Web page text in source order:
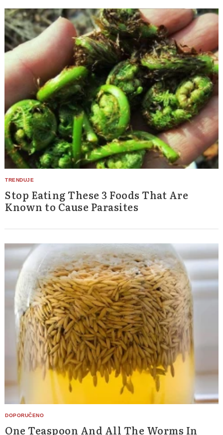
Stop Eating These 3 Foods That Are
Known to Cause Parasites
One Teaspoon And All The Worms In